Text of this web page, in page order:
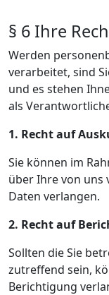
§ 6 Ihre
Werden
verarbeitet, sind
und es stehen
als
1. Recht auf
Sie können im
über Ihre von uns
Daten verlangen.
2. Recht auf
Sollten die Sie
zutreffend sein,
Berichtigung